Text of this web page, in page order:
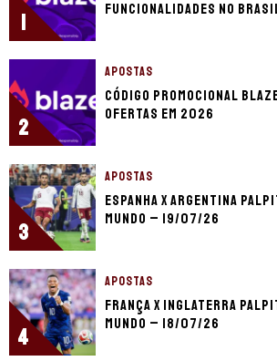
1
funcionalidades no
2
APOSTAS
Código promocional
ofertas em 2026
3
APOSTAS
Espanha x Argentina
Mundo – 19/07/26
4
APOSTAS
França x Inglaterra
Mundo – 18/07/26